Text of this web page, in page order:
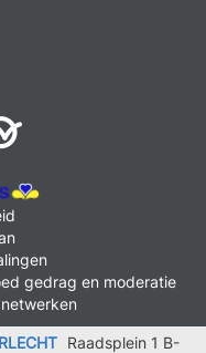
gedrag en moderatie
Raadsplein 1 B-